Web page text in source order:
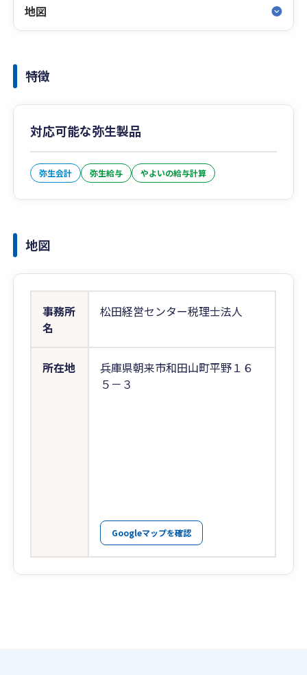
地図
特徴
対応可能な弥生製品
弥生会計 弥生給与 やよいの給与計算
地図
事務所
名
松田経営センター税理士法人
所在地
兵庫県朝来市和田山町平野１６
５－３
Googleマップを確認